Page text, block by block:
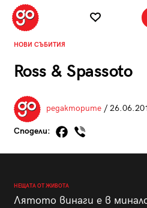
НОВИ СЪБИТИЯ
Ross & Spassoto
редакторите/
Сподели:
НЕЩАТА ОТ ЖИВОТА
Лятото винаги е в